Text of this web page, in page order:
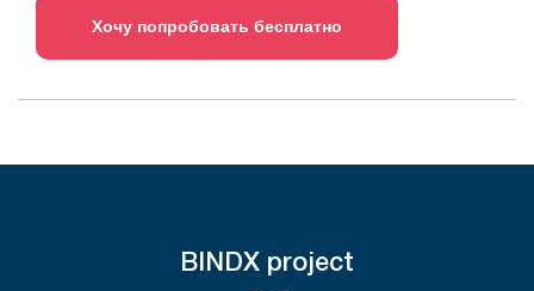
Хочу попробовать бесплатно
BINDX project